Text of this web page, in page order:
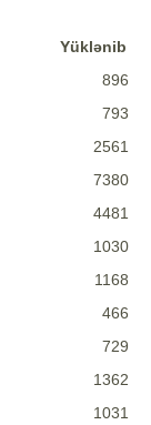
Yüklənib
896
793
2561
7380
4481
1030
1168
466
729
1362
1031